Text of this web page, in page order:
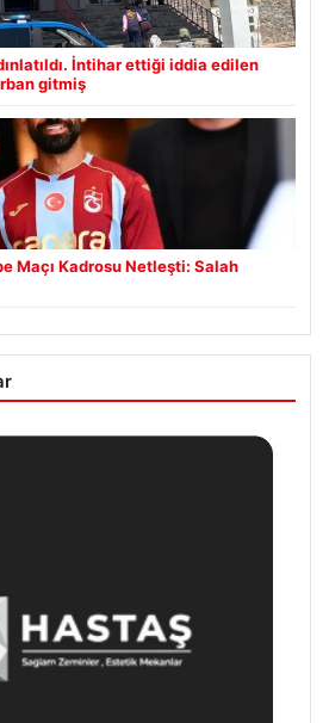
İntihar ettiği iddia edilen
gitmiş
Maçı Kadrosu Netleşti: Salah